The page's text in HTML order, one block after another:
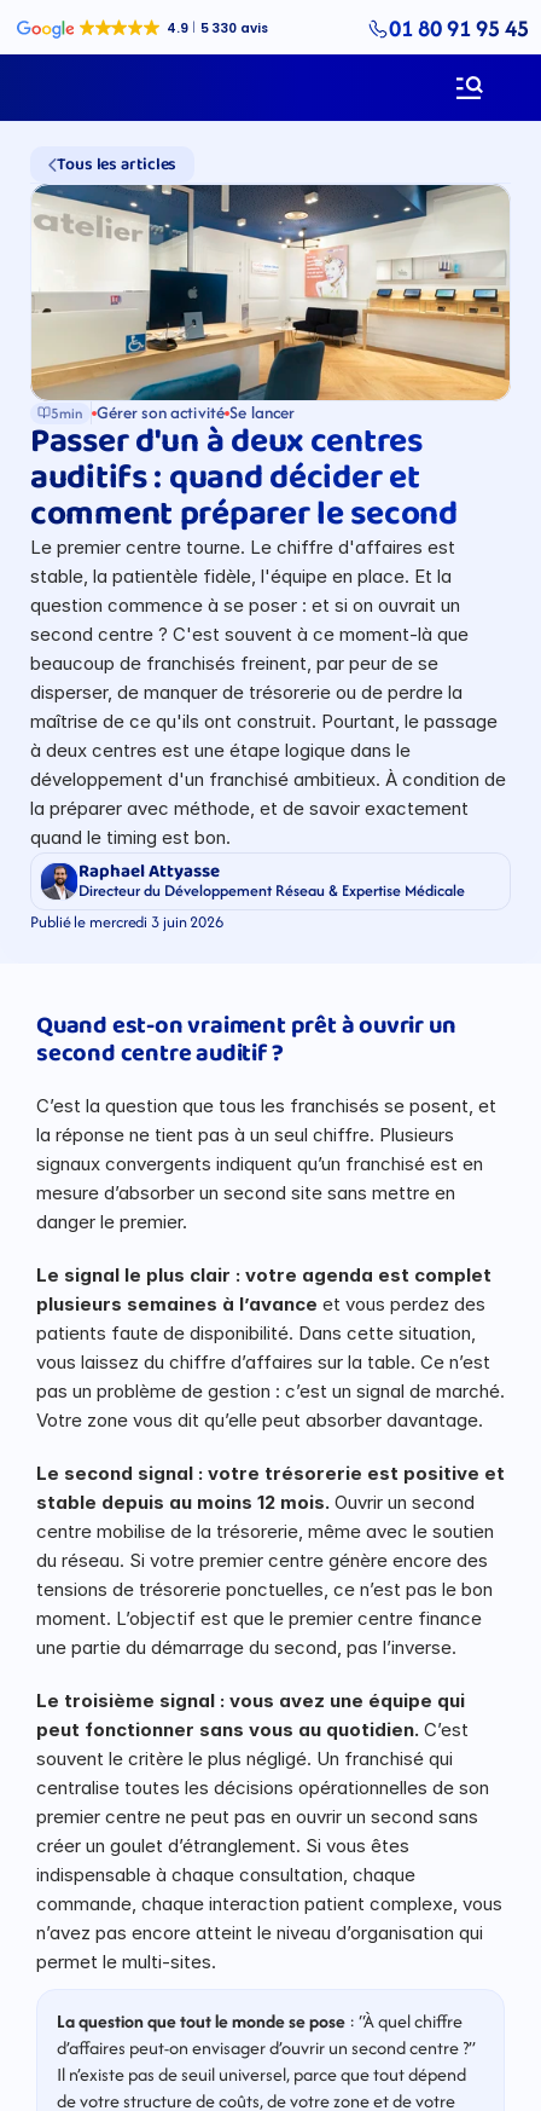
01 80 91 95 45
5min Gérer son activité Se lancer
Passer d'un à deux centres
auditifs : quand décider et
comment préparer le second
Le premier centre tourne. Le chiffre d'affaires est
stable, la patientèle fidèle, l'équipe en place. Et la
question commence à se poser : et si on ouvrait un
second centre ? C'est souvent à ce moment-là que
beaucoup de franchisés freinent, par peur de se
disperser, de manquer de trésorerie ou de perdre la
maîtrise de ce qu'ils ont construit. Pourtant, le passage
à deux centres est une étape logique dans le
développement d'un franchisé ambitieux. À condition de
la préparer avec méthode, et de savoir exactement
quand le timing est bon.
Raphael Attyasse
Directeur du Développement Réseau & Expertise Médicale
Publié le mercredi 3 juin 2026
Tous les articles
Quand est-on vraiment prêt à ouvrir un
second centre auditif ?
C’est la question que tous les franchisés se posent, et
la réponse ne tient pas à un seul chiffre. Plusieurs
signaux convergents indiquent qu’un franchisé est en
mesure d’absorber un second site sans mettre en
danger le premier.
Le signal le plus clair : votre agenda est complet
plusieurs semaines à l’avance et vous perdez des
patients faute de disponibilité. Dans cette situation,
vous laissez du chiffre d’affaires sur la table. Ce n’est
pas un problème de gestion : c’est un signal de marché.
Votre zone vous dit qu’elle peut absorber davantage.
Le second signal : votre trésorerie est positive et
stable depuis au moins 12 mois. Ouvrir un second
centre mobilise de la trésorerie, même avec le soutien
du réseau. Si votre premier centre génère encore des
tensions de trésorerie ponctuelles, ce n’est pas le bon
moment. L’objectif est que le premier centre finance
une partie du démarrage du second, pas l’inverse.
Le troisième signal : vous avez une équipe qui
peut fonctionner sans vous au quotidien. C’est
souvent le critère le plus négligé. Un franchisé qui
centralise toutes les décisions opérationnelles de son
premier centre ne peut pas en ouvrir un second sans
créer un goulet d’étranglement. Si vous êtes
indispensable à chaque consultation, chaque
commande, chaque interaction patient complexe, vous
n’avez pas encore atteint le niveau d’organisation qui
permet le multi-sites.
La question que tout le monde se pose : “À quel chiffre
d’affaires peut-on envisager d’ouvrir un second centre ?”
Il n’existe pas de seuil universel, parce que tout dépend
de votre structure de coûts, de votre zone et de votre